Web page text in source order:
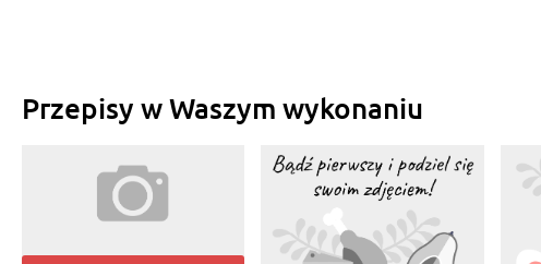
Przepisy w Waszym wykonaniu